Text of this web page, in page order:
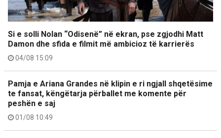
Si e solli Nolan “Odisenë” në ekran, pse zgjodhi Matt
Damon dhe sfida e filmit më ambicioz të karrierës
04/08 15:09
Pamja e Ariana Grandes në klipin e ri ngjall shqetësime
te fansat, këngëtarja përballet me komente për
peshën e saj
01/08 10:49